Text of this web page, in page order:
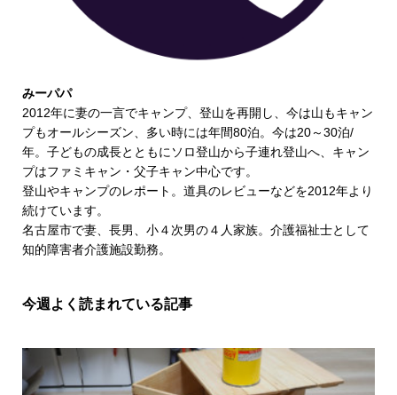
みーパパ
2012年に妻の一言でキャンプ、登山を再開し、今は山もキャン
プもオールシーズン、多い時には年間80泊。今は20～30泊/
年。子どもの成長とともにソロ登山から子連れ登山へ、キャン
プはファミキャン・父子キャン中心です。
登山やキャンプのレポート。道具のレビューなどを2012年より
続けています。
名古屋市で妻、長男、小４次男の４人家族。介護福祉士として
知的障害者介護施設勤務。
今週よく読まれている記事